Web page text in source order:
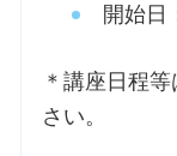
開始日
＊講座日程
さい。